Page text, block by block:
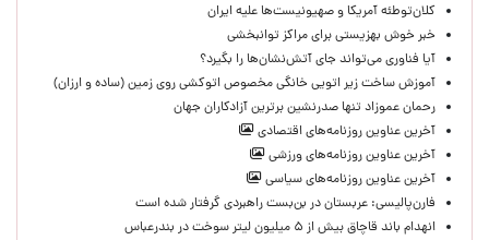
کلان‌توطئه آمریکا و صهیونیست‌ها علیه ایران
خبر خوش بهزیستی برای مراکز توانبخشی
آیا فناوری می‌تواند جای آتش‌نشان‌ها را بگیرد؟
آموزش ساخت زیر اتویی خانگی مخصوص اتوکشی روی زمین (ساده و ارزان)
رحمان عموزاد تنها صدرنشین برترین آزادکاران جهان
آخرین عناوین روزنامه‌های اقتصادی
آخرین عناوین روزنامه‌های ورزشی
آخرین عناوین روزنامه‌های سیاسی
فارن‌پالیسی: عربستان در بن‌بست راهبردی گرفتار شده است
انهدام باند قاچاق بیش از ۵ میلیون لیتر سوخت در بندرعباس